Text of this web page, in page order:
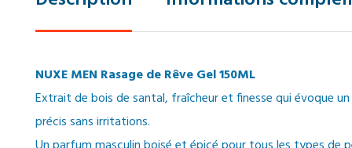
NUXE MEN Rasage de Rêve Gel 150ML
Extrait de bois de santal, fraîcheur et finesse qui évoque
précis sans irritations.